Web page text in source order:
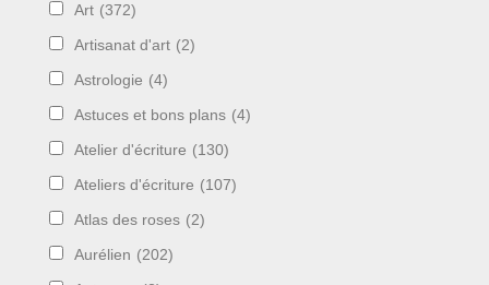
Art (372)
Artisanat d'art (2)
Astrologie (4)
Astuces et bons plans (4)
Atelier d'écriture (130)
Ateliers d'écriture (107)
Atlas des roses (2)
Aurélien (202)